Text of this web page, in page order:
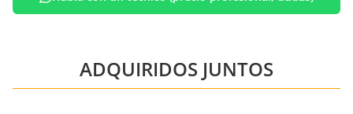
ADQUIRIDOS JUNTOS